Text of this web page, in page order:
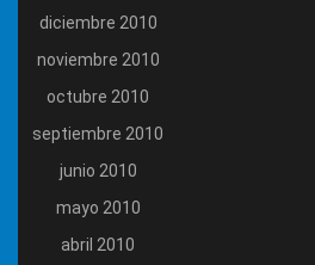
diciembre 2010
noviembre 2010
octubre 2010
septiembre 2010
junio 2010
mayo 2010
abril 2010